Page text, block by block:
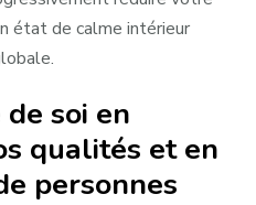
état de calme intérieur
soi en
qualités et en
personnes